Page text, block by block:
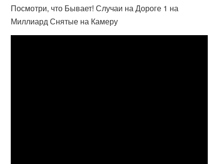
Посмотри, что Бывает! Случаи на Дороге 1 на
Миллиард Снятые на Камеру